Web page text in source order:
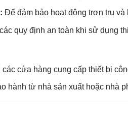
Để đảm bảo hoạt động trơn tru và
quy định an toàn khi sử dụng
các cửa hàng cung cấp thiết bị
hành từ nhà sản xuất hoặc nhà